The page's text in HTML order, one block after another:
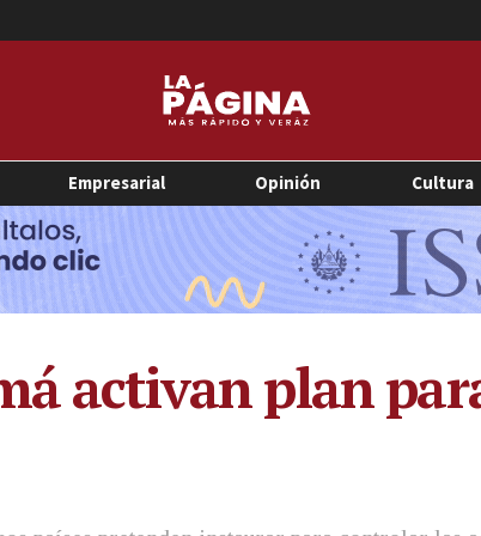
Empresarial Opinión Cultura
activan plan